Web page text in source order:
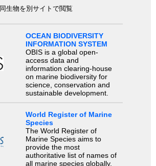
同生物を別サイトで閲覧
OCEAN BIODIVERSITY
INFORMATION SYSTEM
OBIS is a global open-
access data and
information clearing-house
on marine biodiversity for
science, conservation and
sustainable development.
World Register of Marine
Species
The World Register of
Marine Species aims to
provide the most
authoritative list of names of
all marine species globally,